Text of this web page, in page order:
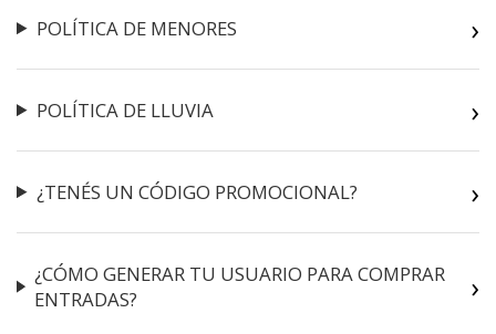
POLÍTICA DE MENORES
POLÍTICA DE LLUVIA
¿TENÉS UN CÓDIGO PROMOCIONAL?
¿CÓMO GENERAR TU USUARIO PARA COMPRAR
ENTRADAS?